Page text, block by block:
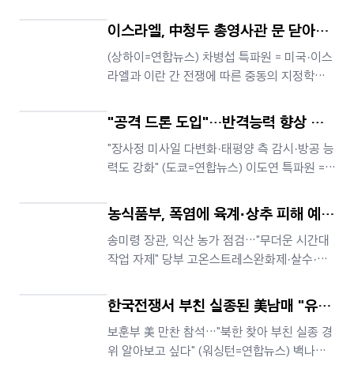
시께 중랑구 면목동에서 지인 사이로 추정되는
60대 남성 2명이 흉기에 찔렸다. 이들은 병원
으로 옮겨졌지만 모두 숨졌다. 두 사람 외 가해
자로 의심되는 사람은 없는 것으로 파악됐다.
이스라엘, 中청두 총영사관 문 닫아…
중동 정세와 관련(?)
(상하이=연합뉴스) 차병섭 특파원 = 미국·이스
라엘과 이란 간 전쟁에 따른 중동의 지정학적
관 한 곳을 폐쇄해 그 배경에 관심이 쏠리고 있
다. 8일(현지시간) 주청두 이스라엘 총영사관
소셜미디어 계정에 따르면 가디 하패즈 총영사
는 최근 이임사를 통해 자신의 5년 임기 종료를
"공격 드론 도입"…반격능력 향상 위
한 日안보문서 개정 윤곽
"장사정 미사일 다변화·태평양 측 감시·방공 능
력도 강화" (도쿄=연합뉴스) 이도연 특파원 = 3
중 반격 능력 향상과 관련한 2개 문서의 개정
골자를 공개했다고 요미우리신문이 8일 보도
했다. 3대 안보 문서는 일본의 국가안전보장전
략·국가방위전략·방위력 정비계획으로, 이번에
농식품부, 폭염에 육계·상추 피해 예방
총력…현장관리 강화
송미령 장관, 익산 농가 점검…"무더운 시간대
작업 자제" 당부 고온스트레스완화제·살수·시
뉴스) 김세린 기자 = 농림축산식품부는 기록적
인 폭염에 따른 닭 폐사와 시설채소 생육 부진
등 농축산물 피해를 최소화하기 위해 냉방·환
기시설 점검과 농자재 지원 등 현장 관리를 강
한국전쟁서 부친 실종된 美남매 "유해
라도 찾을 수 있다면…"
보훈부 美 만찬 참석…"북한 찾아 부친 실종 경
위 알아보고 싶다" (워싱턴=연합뉴스) 백나리